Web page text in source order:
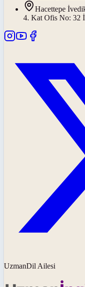
Hacettepe
4. Kat Ofis No: 32
UzmanDil Ailesi